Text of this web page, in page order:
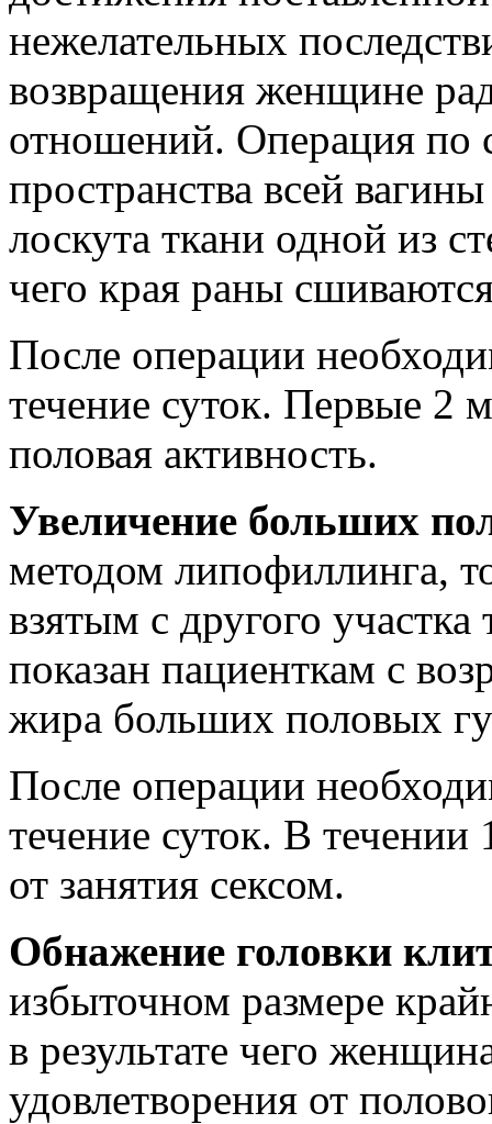
нежелательных
возвращения женщине
отношений. Операция по
пространства всей
лоскута ткани одной из
чего края раны
После операции
течение суток. Первые 2
половая активность.
Увеличение больших
методом липофиллинга,
взятым с другого
показан пациенткам с
жира больших половых
После операции
течение суток. В течении
от занятия сексом.
Обнажение головки
избыточном размере
в результате чего
удовлетворения от